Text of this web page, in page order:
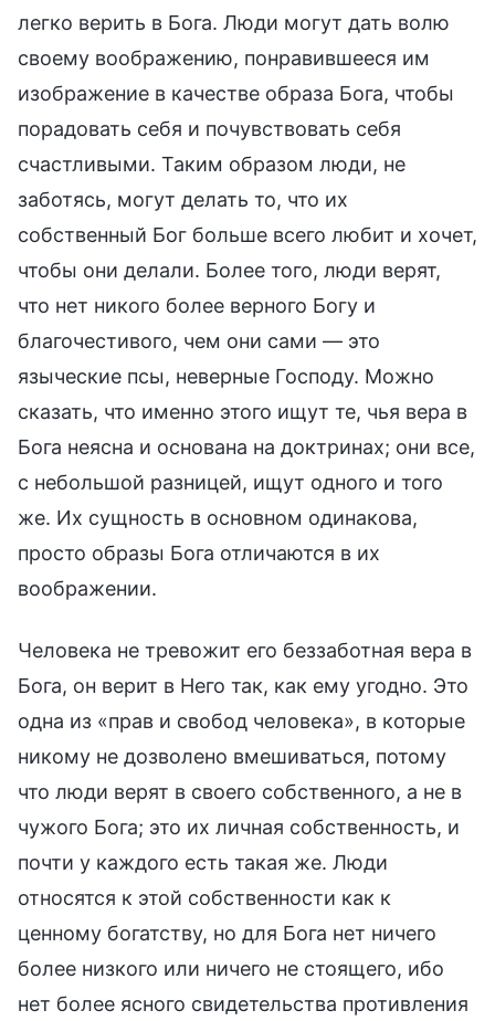
легко верить в Бога. Люди могут дать волю
своему воображению, понравившееся им
изображение в качестве образа Бога, чтобы
порадовать себя и почувствовать себя
счастливыми. Таким образом люди, не
заботясь, могут делать то, что их
собственный Бог больше всего любит и хочет,
чтобы они делали. Более того, люди верят,
что нет никого более верного Богу и
благочестивого, чем они сами — это
языческие псы, неверные Господу. Можно
сказать, что именно этого ищут те, чья вера в
Бога неясна и основана на доктринах; они все,
с небольшой разницей, ищут одного и того
же. Их сущность в основном одинакова,
просто образы Бога отличаются в их
воображении.
Человека не тревожит его беззаботная вера в
Бога, он верит в Него так, как ему угодно. Это
одна из «прав и свобод человека», в которые
никому не дозволено вмешиваться, потому
что люди верят в своего собственного, а не в
чужого Бога; это их личная собственность, и
почти у каждого есть такая же. Люди
относятся к этой собственности как к
ценному богатству, но для Бога нет ничего
более низкого или ничего не стоящего, ибо
нет более ясного свидетельства противления